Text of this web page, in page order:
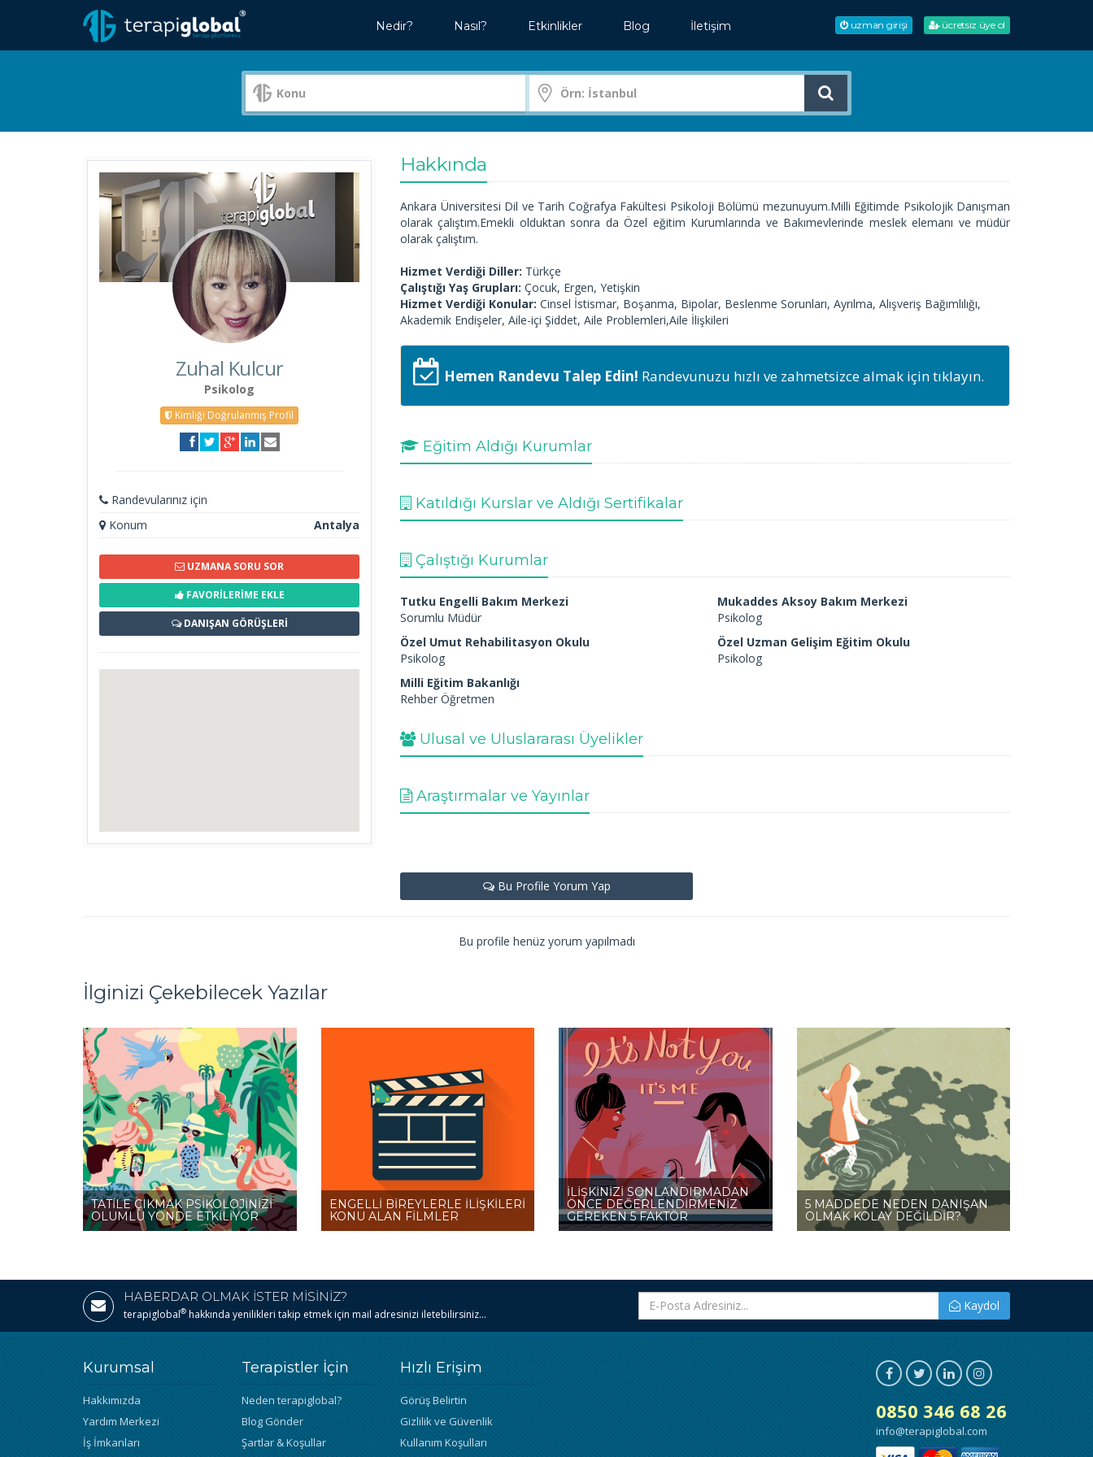
Nedir? Nasıl? Etkinlikler Blog İletişim uzman girişi ücretsiz üye ol
Zuhal Kulcur
Psikolog
Kimliği Doğrulanmış Profil
Randevularınız için
Konum
Antalya
UZMANA SORU SOR
FAVORİLERİME EKLE
DANIŞAN GÖRÜŞLERİ
Hakkında
Ankara Üniversitesi Dil ve Tarih Coğrafya Fakültesi Psikoloji Bölümü mezunuyum.Milli Eğitimde Psikolojik Danışman
olarak çalıştım.Emekli olduktan sonra da Özel eğitim Kurumlarında ve Bakımevlerinde meslek elemanı ve müdür
olarak çalıştım.
Hizmet Verdiği Diller: Türkçe
Çalıştığı Yaş Grupları: Çocuk, Ergen, Yetişkin
Hizmet Verdiği Konular: Cinsel İstismar, Boşanma, Bipolar, Beslenme Sorunları, Ayrılma, Alışveriş Bağımlılığı,
Akademik Endişeler, Aile-içi Şiddet, Aile Problemleri,Aile İlişkileri
Hemen Randevu Talep Edin! Randevunuzu hızlı ve zahmetsizce almak için tıklayın.
Eğitim Aldığı Kurumlar
Katıldığı Kurslar ve Aldığı Sertifikalar
Çalıştığı Kurumlar
Tutku Engelli Bakım Merkezi
Sorumlu Müdür
Mukaddes Aksoy Bakım Merkezi
Psikolog
Özel Umut Rehabilitasyon Okulu
Psikolog
Özel Uzman Gelişim Eğitim Okulu
Psikolog
Milli Eğitim Bakanlığı
Rehber Öğretmen
Ulusal ve Uluslararası Üyelikler
Araştırmalar ve Yayınlar
Bu Profile Yorum Yap
Bu profile henüz yorum yapılmadı
İlginizi Çekebilecek Yazılar
TATİLE ÇIKMAK PSİKOLOJİNİZİ
OLUMLU YÖNDE ETKİLİYOR
ENGELLİ BİREYLERLE İLİŞKİLERİ
KONU ALAN FİLMLER
İLİŞKİNİZİ SONLANDIRMADAN
ÖNCE DEĞERLENDİRMENİZ
GEREKEN 5 FAKTÖR
5 MADDEDE NEDEN DANIŞAN
OLMAK KOLAY DEĞİLDİR?
HABERDAR OLMAK İSTER MİSİNİZ?
terapiglobal® hakkında yenilikleri takip etmek için mail adresinizi iletebilirsiniz...
Kaydol
Kurumsal
Hakkımızda
Yardım Merkezi
İş İmkanları
Terapistler İçin
Neden terapiglobal?
Blog Gönder
Şartlar & Koşullar
Hızlı Erişim
Görüş Belirtin
Gizlilik ve Güvenlik
Kullanım Koşulları
0850 346 68 26
info@terapiglobal.com